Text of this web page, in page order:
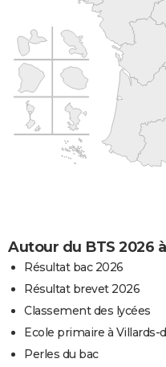
Autour du BTS 2026
Résultat bac 2026
Résultat brevet 2026
Classement des lycées
Ecole primaire à Villards-
Perles du bac